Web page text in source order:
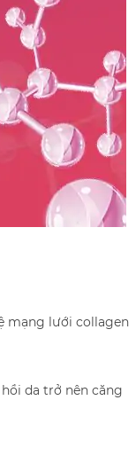
mạng lưới collagen
da trở nên căng